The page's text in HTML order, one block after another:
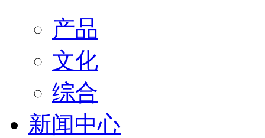
产品
文化
综合
新闻中心